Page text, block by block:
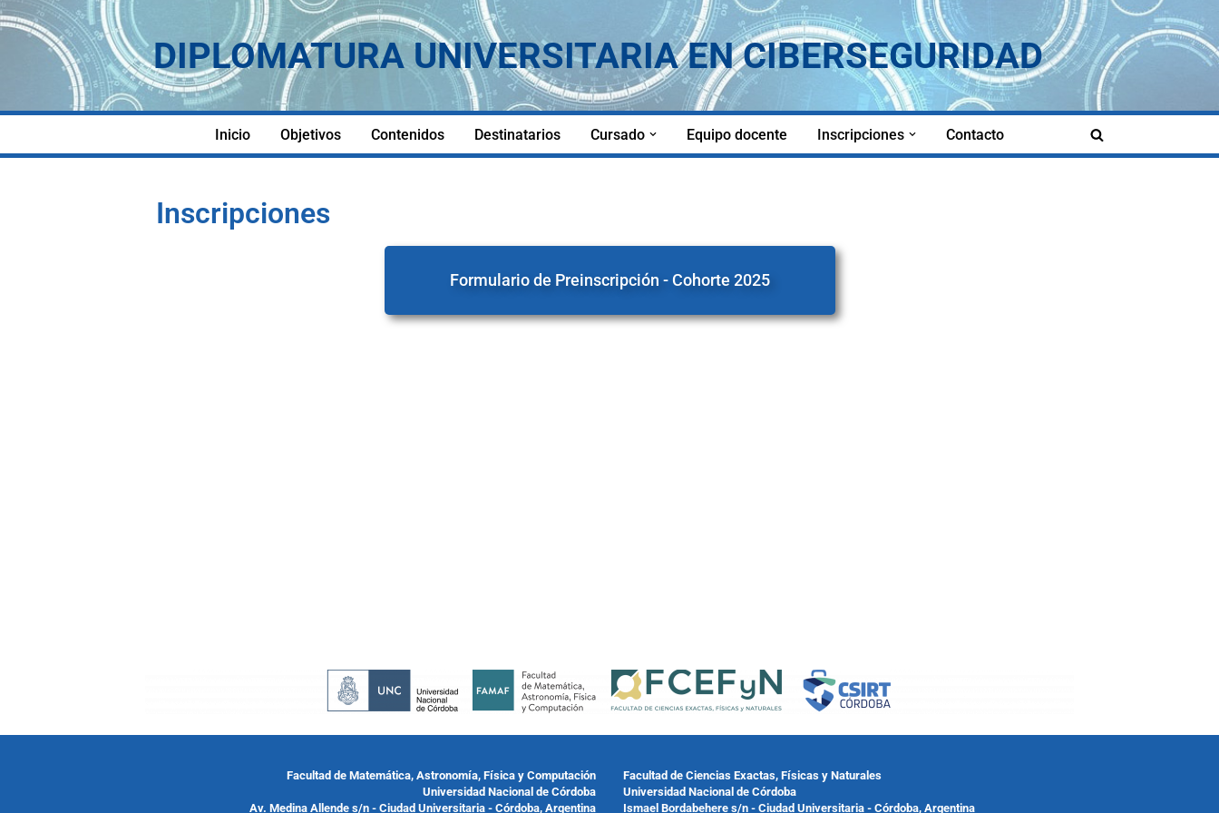
contenido
DIPLOMATURA UNIVERSITARIA EN CIBERSEGURIDAD
Inicio Objetivos Contenidos Destinatarios Cursado Equipo docente Inscripciones Contacto
Inscripciones
Formulario de Preinscripción - Cohorte 2025
Facultad de Matemática, Astronomía, Física y Computación
Universidad Nacional de Córdoba
Av. Medina Allende s/n - Ciudad Universitaria - Córdoba, Argentina
Facultad de Ciencias Exactas, Físicas y Naturales
Universidad Nacional de Córdoba
Ismael Bordabehere s/n - Ciudad Universitaria - Córdoba, Argentina